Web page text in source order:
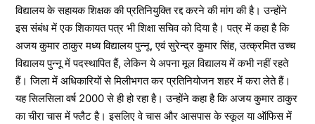
विद्यालय के सहायक शिक्षक की प्रतिनियुक्ति रद्द करने की मांग की है। उन्होंने
इस संबंध में एक शिकायत पत्र भी शिक्षा सचिव को दिया है। पत्र में कहा है कि
अजय कुमार ठाकुर मध्य विद्यालय पुन्नू, एवं सुरेन्द्र कुमार सिंह, उत्क्रमित उच्च
विद्यालय पुन्नू में पदस्थापित हैं, लेकिन ये अपना मूल विद्यालय में कभी नहीं रहते
हैं। जिला में अधिकारियों से मिलीभगत कर प्रतिनियोजन शहर में करा लेते हैं।
यह सिलसिला वर्ष 2000 से ही हो रहा है। उन्होंने कहा है कि अजय कुमार ठाकुर
का चीरा चास में फ्लैट है। इसलिए वे चास और आसपास के स्कूल या ऑफिस में